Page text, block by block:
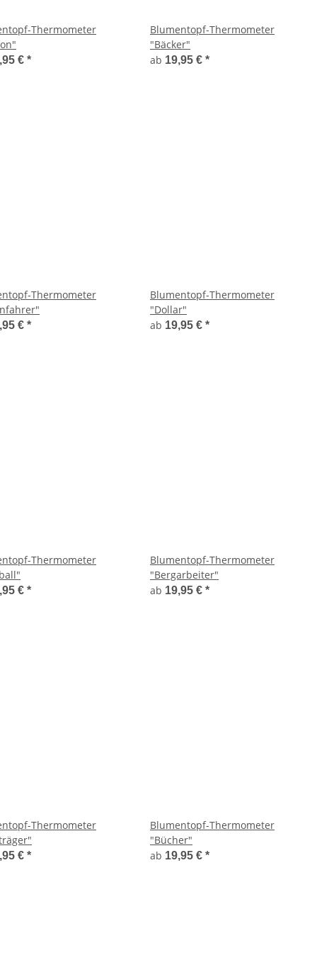
Thermometer
€ *
Blumentopf-Thermometer
"Bäcker"
ab 19,95 € *
Thermometer
€ *
Blumentopf-Thermometer
"Dollar"
ab 19,95 € *
Thermometer
€ *
Blumentopf-Thermometer
"Bergarbeiter"
ab 19,95 € *
Thermometer
€ *
Blumentopf-Thermometer
"Bücher"
ab 19,95 € *